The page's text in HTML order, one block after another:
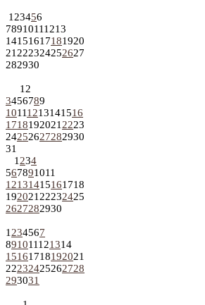
1 23456
78910111213
14151617181920
21 222324252627
282930
1 2
3456789
10111213141516
1718192021 2223
24252627282930
31
1 234
567891011
12131415161718
192021 22232425
2627282930
1 234567
891011121314
15161718192021
22232425262728
293031